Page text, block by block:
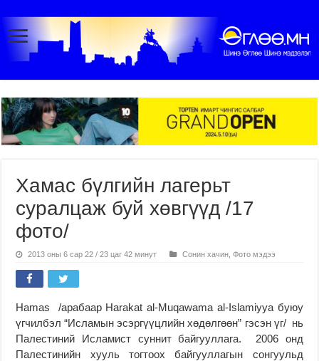
Хамас бүлгийн лагерьт
суралцаж буй хөвгүүд /17
фото/
2013 оны 6 сар 22 / 23 цаг 42 минут Сонин хачин ,Фото мэдээ
Hamas /арабаар Harakat al-Muqawama al-Islamiyya буюу
үгчилбэл “Исламын эсэргүүцлийн хөдөлгөөн” гэсэн үг/ нь
Палестиний Исламист суннит байгууллага. 2006 онд
Палестинийн хууль тогтоох байгууллагын сонгуульд